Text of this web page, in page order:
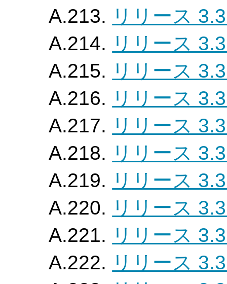
A.213. リリース
A.214. リリース
A.215. リリース
A.216. リリース
A.217. リリース
A.218. リリース
A.219. リリース
A.220. リリース
A.221. リリース
A.222. リリース